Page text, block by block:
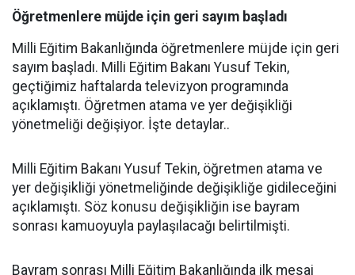
Öğretmenlere müjde için geri sayım başladı
Milli Eğitim Bakanlığında öğretmenlere müjde için geri
sayım başladı. Milli Eğitim Bakanı Yusuf Tekin,
geçtiğimiz haftalarda televizyon programında
açıklamıştı. Öğretmen atama ve yer değişikliği
yönetmeliği değişiyor. İşte detaylar..
Milli Eğitim Bakanı Yusuf Tekin, öğretmen atama ve
yer değişikliği yönetmeliğinde değişikliğe gidileceğini
açıklamıştı. Söz konusu değişikliğin ise bayram
sonrası kamuoyuyla paylaşılacağı belirtilmişti.
Bayram sonrası Milli Eğitim Bakanlığında ilk mesai